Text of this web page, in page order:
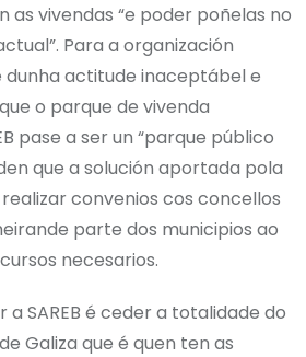
as vivendas “e poder poñelas no
Para a organización
actitude inaceptábel e
o parque de vivenda
pase a ser un “parque público
que a solución aportada pola
convenios cos concellos
parte dos municipios ao
necesarios.
a SAREB é ceder a totalidade do
Galiza que é quen ten as